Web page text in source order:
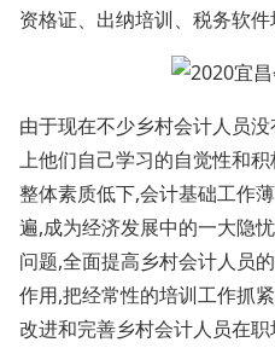
资格证、出纳培训、税务软件
由于现在不少乡村会计人员
上他们自己学习的自觉性和
整体素质低下,会计基础工作
遍,成为经济发展中的一大隐
问题,全面提高乡村会计人员
作用,把经常性的培训工作抓
改进和完善乡村会计人员在